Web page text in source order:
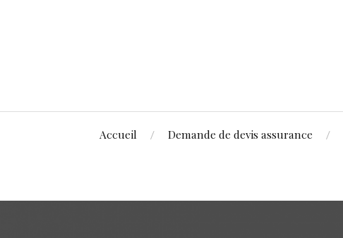
Accueil Demande de devis assurance